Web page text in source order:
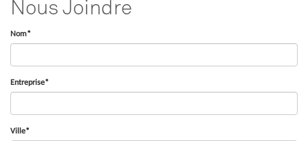
Nous Joindre
Nom*
Entreprise*
Ville*